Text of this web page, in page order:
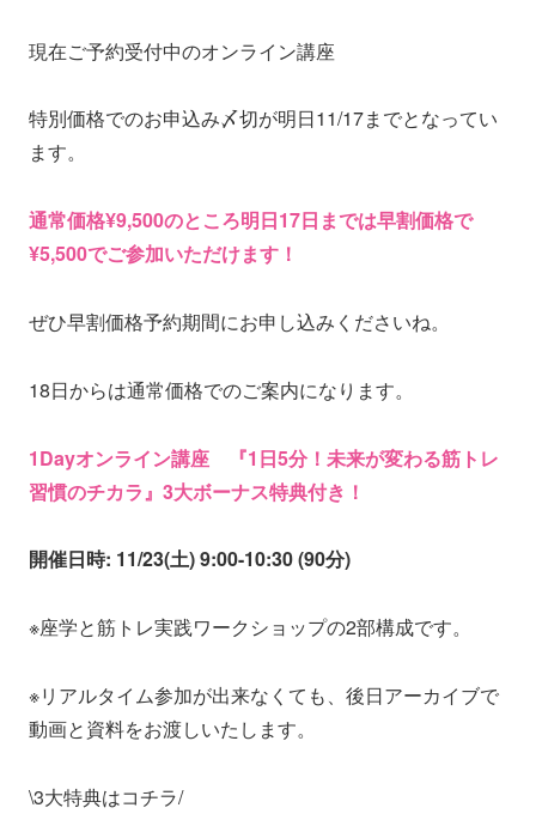
現在ご予約受付中のオンライン講座
特別価格でのお申込み〆切が明日11/17までとなってい
ます。
通常価格¥9,500のところ明日17日までは早割価格で
¥5,500でご参加いただけます！
ぜひ早割価格予約期間にお申し込みくださいね。
18日からは通常価格でのご案内になります。
1Dayオンライン講座 『1日5分！未来が変わる筋トレ
習慣のチカラ』3大ボーナス特典付き！
開催日時: 11/23(土) 9:00-10:30 (90分)
※座学と筋トレ実践ワークショップの2部構成です。
※リアルタイム参加が出来なくても、後日アーカイブで
動画と資料をお渡しいたします。
\3大特典はコチラ/